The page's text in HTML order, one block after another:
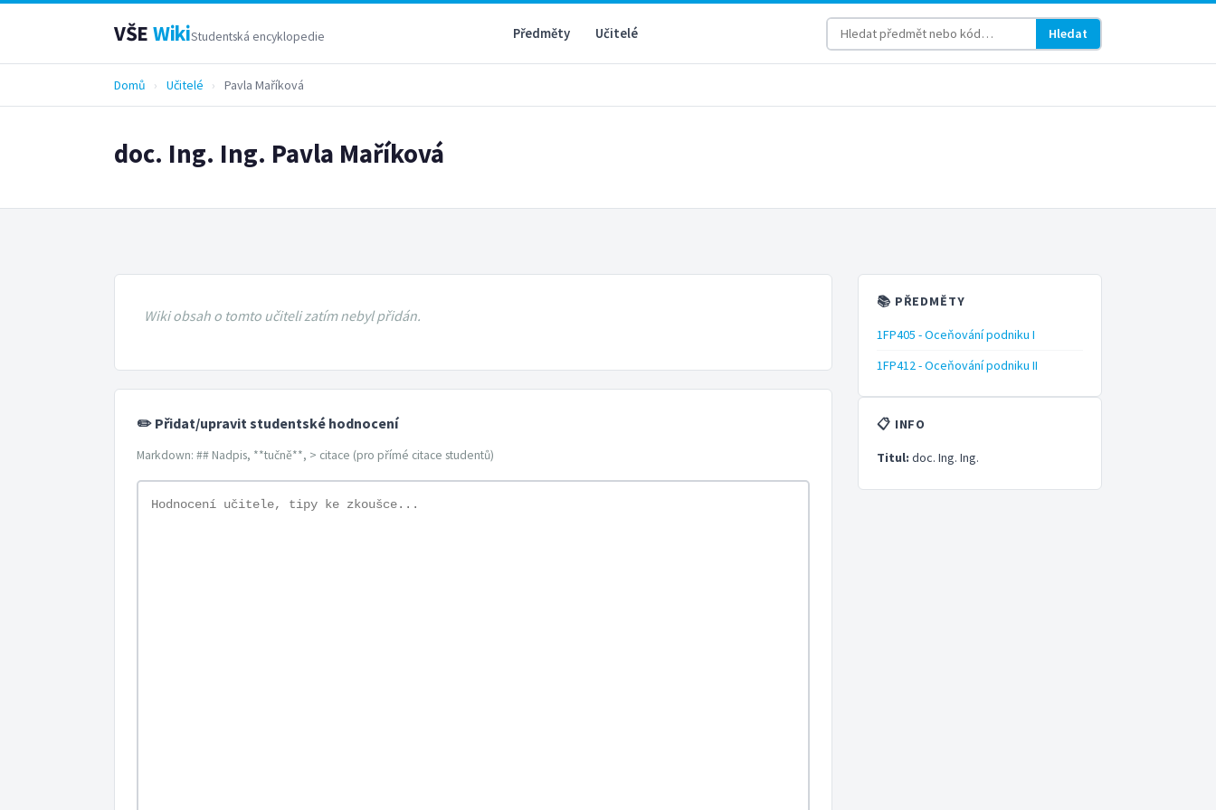
VŠE WikiStudentská encyklopedie Předměty Učitelé Hledat
Domů › Učitelé › Pavla Maříková
doc. Ing. Ing. Pavla Maříková
Wiki obsah o tomto učiteli zatím nebyl přidán.
✏️ Přidat/upravit studentské hodnocení
Markdown: ## Nadpis, **tučně**, > citace (pro přímé citace studentů)
📚 PŘEDMĚTY
1FP405 - Oceňování podniku I
1FP412 - Oceňování podniku II
📋 INFO
Titul: doc. Ing. Ing.